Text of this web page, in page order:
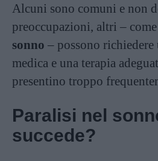
Alcuni sono comuni e non
preoccupazioni, altri –
sonno – possono richiedere
medica e una terapia
presentino troppo
Paralisi nel
succede?